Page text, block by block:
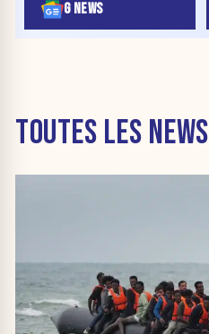
G NEWS
TOUTES LES NEWS